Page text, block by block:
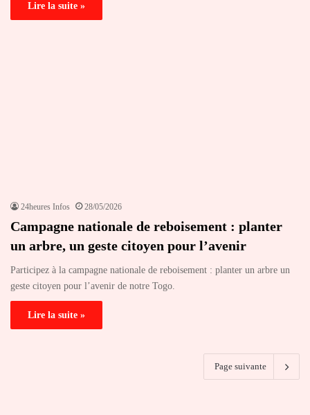
Lire la suite »
24heures Infos 28/05/2026
Campagne nationale de reboisement : planter
un arbre, un geste citoyen pour l’avenir
Participez à la campagne nationale de reboisement : planter un arbre un
geste citoyen pour l’avenir de notre Togo.
Lire la suite »
Page suivante